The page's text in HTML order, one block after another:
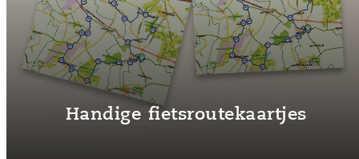
Handige fietsroutekaartjes